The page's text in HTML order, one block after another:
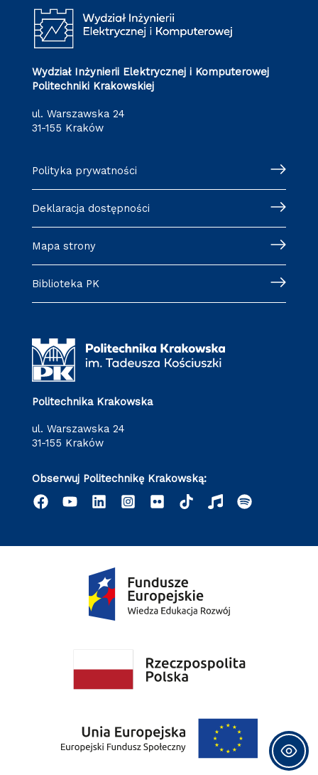
Wydział Inżynierii Elektrycznej i Komputerowej
Politechniki Krakowskiej
ul. Warszawska 24
31-155 Kraków
Polityka prywatności
Deklaracja dostępności
Mapa strony
Biblioteka PK
Politechnika Krakowska
ul. Warszawska 24
31-155 Kraków
Obserwuj Politechnikę Krakowską: